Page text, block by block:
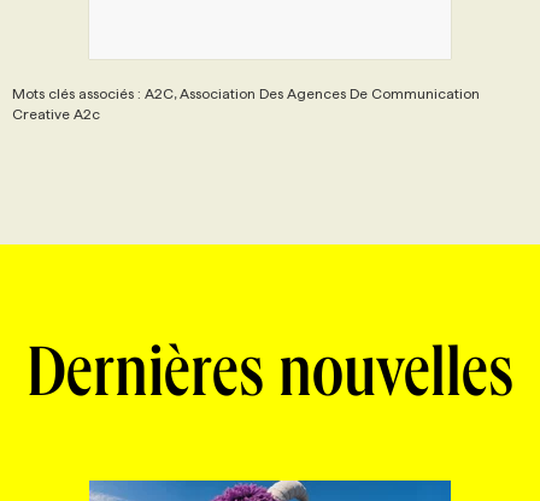
Mots clés associés : A2C, Association Des Agences De Communication
Creative A2c
Dernières nouvelles